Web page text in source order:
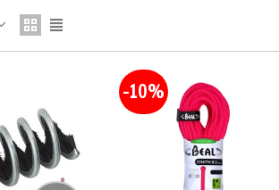
-10%